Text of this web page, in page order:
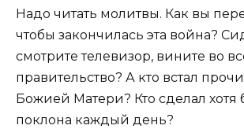
Надо читать молитвы. Как вы
чтобы закончилась эта война?
смотрите телевизор, вините во
правительство? А кто встал
Божией Матери? Кто сделал хотя
поклона каждый день?